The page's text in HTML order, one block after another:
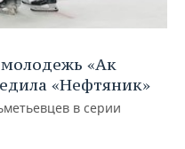
«Ак
«Нефтяник»
в серии